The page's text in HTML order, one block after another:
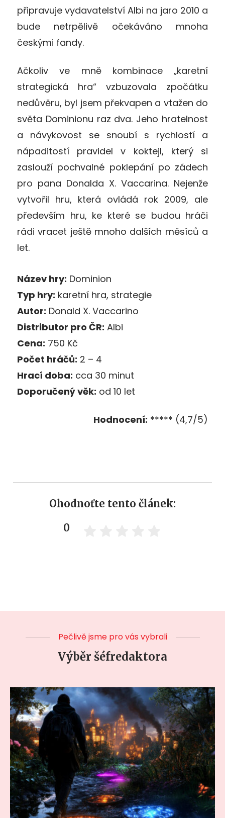
připravuje vydavatelství Albi na jaro 2010 a
bude netrpělivě očekáváno mnoha
českými fandy.
Ačkoliv ve mně kombinace „karetní
strategická hra“ vzbuzovala zpočátku
nedůvěru, byl jsem překvapen a vtažen do
světa Dominionu raz dva. Jeho hratelnost
a návykovost se snoubí s rychlostí a
nápaditostí pravidel v koktejl, který si
zaslouží pochvalné poklepání po zádech
pro pana Donalda X. Vaccarina. Nejenže
vytvořil hru, která ovládá rok 2009, ale
především hru, ke které se budou hráči
rádi vracet ještě mnoho dalších měsíců a
let.
Název hry: Dominion
Typ hry: karetní hra, strategie
Autor: Donald X. Vaccarino
Distributor pro ČR: Albi
Cena: 750 Kč
Počet hráčů: 2 – 4
Hrací doba: cca 30 minut
Doporučený věk: od 10 let
Hodnocení: ***** (4,7/5)
Ohodnoťte tento článek:
0
Pečlivě jsme pro vás vybrali
Výběr šéfredaktora